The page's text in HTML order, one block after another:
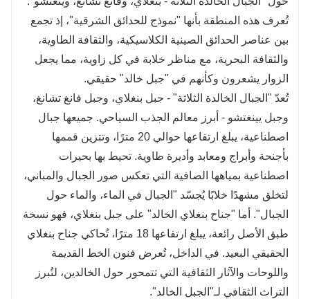
تُعرف هذه المنطقة بأنها "نموذج للحدائق الشرقية"، إذ تجمع
بين عناصر الحدائق الصينية الكلاسيكية، والثقافة الطاوية،
والثقافة البحرية، مع مناظر خلابة في كل زاوية، مما يجعل
الزوار يشعرون وكأنهم في "جبل خالد" حقيقي.
تُعدّ "الجبال الخالدة الثلاثة" - جبل بنغلاي، وجبل فانغ تشانغ،
وجبل يينغتشو - أبرز معالم الجذب السياحي. جميعها جبال
اصطناعية، يبلغ ارتفاعها حوالي 20 مترًا، وتتزين قممها
بأجنحة وأبراج ومعابد وأديرة طاوية. تحيط بها بحيرات
اصطناعية بمياهها الصافية التي تعكس صور الجبال والمباني،
لتخلق مشهدًا خلابًا يُجسّد "الجبال في الماء، والماء حول
الجبال". أما "جناح بنغلاي الخالد" على جبل بنغلاي، فهو نسخة
طبق الأصل رائعة، يبلغ ارتفاعها 18 مترًا، تُحاكي جناح بنغلاي
الحقيقي البعيد. في الداخل، تُعرض فنون الخط القديمة
واللوحات والآثار الثقافية التي تتمحور حول الخالدين، لتُبرز
التراث الثقافي لـ"الجبل الخالد".